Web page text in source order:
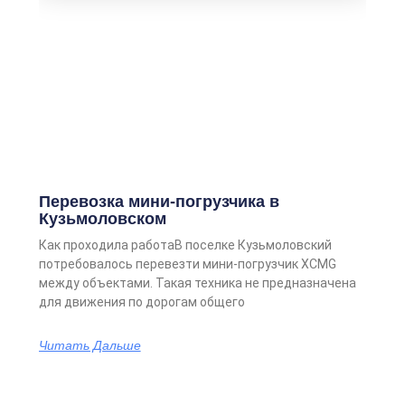
Перевозка мини-погрузчика в
Кузьмоловском
Как проходила работаВ поселке Кузьмоловский
потребовалось перевезти мини-погрузчик XCMG
между объектами. Такая техника не предназначена
для движения по дорогам общего
Читать Дальше